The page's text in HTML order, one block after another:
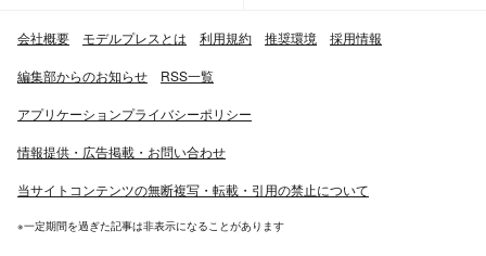
会社概要 モデルプレスとは 利用規約 推奨環境 採用情報
編集部からのお知らせ RSS一覧
アプリケーションプライバシーポリシー
情報提供・広告掲載・お問い合わせ
当サイトコンテンツの無断複写・転載・引用の禁止について
※一定期間を過ぎた記事は非表示になることがあります